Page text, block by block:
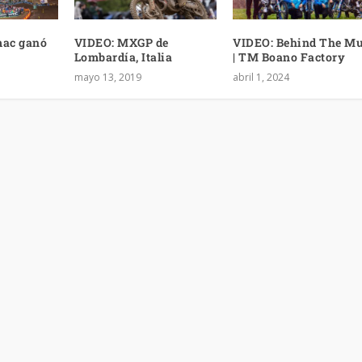
ganó
VIDEO: MXGP de
Lombardía, Italia
mayo 13, 2019
VIDEO: Behind The
| TM Boano Factory
abril 1, 2024